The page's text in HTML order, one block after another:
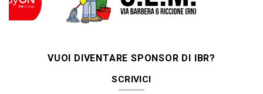
VUOI DIVENTARE SPONSOR DI IBR?
SCRIVICI